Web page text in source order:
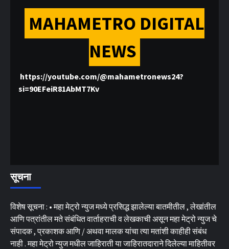
MAHAMETRO DIGITAL
NEWS
https://youtube.com/@mahametronews24?
si=90EFeiR81AbMT7Kv
सूचना
विशेष सूचना : • महा मेट्रो न्युज मध्ये प्रसिद्ध झालेल्या बातमीतील , लेखांतील
आणि पत्रांतील मते संबंधित वार्ताहराची व लेखकाची असून महा मेट्रो न्युज चे
संपादक , प्रकाशक आणि / अथवा मालक यांचा त्या मतांशी काहीही संबंध
नाही . महा मेट्रो न्युज मधील जाहिराती या जाहिरातदाराने दिलेल्या माहितीवर